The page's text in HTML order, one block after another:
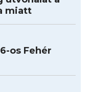
miatt
os Fehér